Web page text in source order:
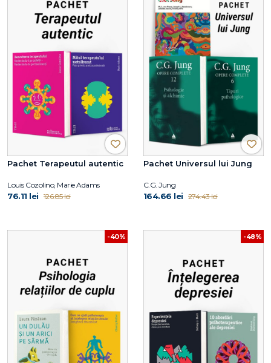
Pachet Terapeutul autentic
Louis Cozolino, Marie Adams
76.11 lei 126.85 lei
Pachet Universul lui Jung
C.G. Jung
164.66 lei 274.43 lei
-40% -48%